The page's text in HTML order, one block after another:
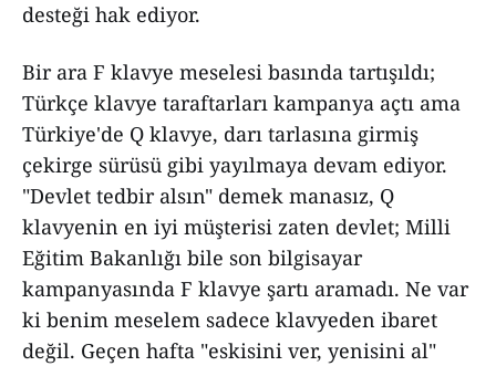
desteği hak ediyor.
Bir ara F klavye meselesi basında tartışıldı;
Türkçe klavye taraftarları kampanya açtı ama
Türkiye'de Q klavye, darı tarlasına girmiş
çekirge sürüsü gibi yayılmaya devam ediyor.
"Devlet tedbir alsın" demek manasız, Q
klavyenin en iyi müşterisi zaten devlet; Milli
Eğitim Bakanlığı bile son bilgisayar
kampanyasında F klavye şartı aramadı. Ne var
ki benim meselem sadece klavyeden ibaret
değil. Geçen hafta "eskisini ver, yenisini al"